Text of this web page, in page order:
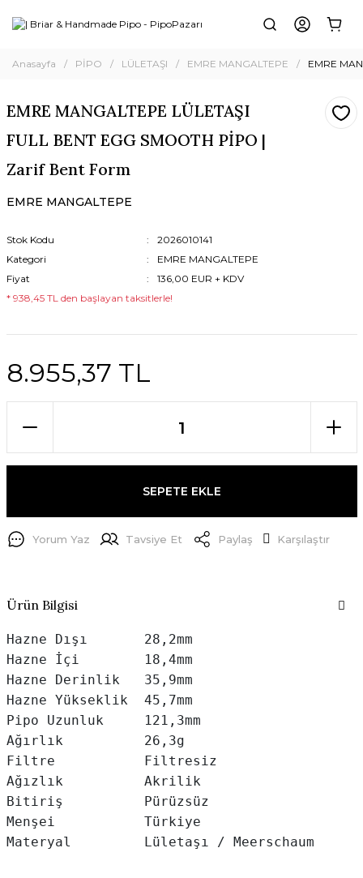
Anasayfa PİPO LÜLETAŞI EMRE MANGALTEPE EMRE
EMRE MANGALTEPE LÜLETAŞI
FULL BENT EGG SMOOTH PİPO |
Zarif Bent Form
EMRE MANGALTEPE
Stok Kodu
2026010141
Kategori
EMRE MANGALTEPE
Fiyat
136,00 EUR + KDV
* 938,45 TL den başlayan taksitlerle!
8.955,37 TL
SEPETE EKLE
Yorum Yaz Tavsiye Et Paylaş Karşılaştır
Ürün Bilgisi
Hazne Dışı       28,2mm
Hazne İçi        18,4mm
Hazne Derinlik   35,9mm
Hazne Yükseklik  45,7mm
Pipo Uzunluk     121,3mm
Ağırlık          26,3g
Filtre           Filtresiz
Ağızlık          Akrilik
Bitiriş          Pürüzsüz
Menşei           Türkiye
Materyal         Lületaşı / Meerschaum